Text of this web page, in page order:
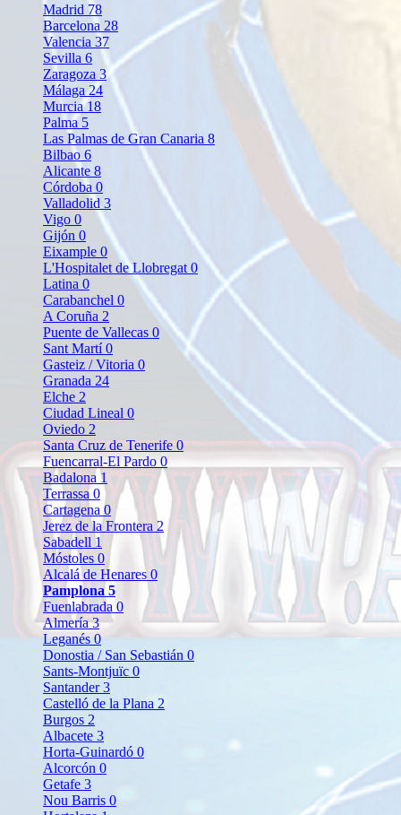
Madrid 78
Barcelona 28
Valencia 37
Sevilla 6
Zaragoza 3
Málaga24
Murcia18
Palma 5
Las Palmas de Gran Canaria 8
Bilbao 6
Alicante 8
Córdoba 0
Valladolid 3
Vigo 0
Gijón 0
Eixample 0
L'Hospitalet de Llobregat 0
Latina 0
Carabanchel 0
A Coruña 2
Puente de Vallecas 0
Sant Martí0
Gasteiz / Vitoria 0
Granada 24
Elche 2
Ciudad Lineal 0
Oviedo 2
Santa Cruz de Tenerife0
Fuencarral-El Pardo 0
Badalona 1
Terrassa 0
Cartagena 0
Jerez de la Frontera 2
Sabadell 1
Móstoles0
Alcalá de Henares 0
Pamplona 5
Fuenlabrada 0
Almería3
Leganés0
Donostia / San Sebastián 0
Sants-Montjuïc 0
Santander3
Castelló de la Plana 2
Burgos 2
Albacete 3
Horta-Guinardó 0
Alcorcón 0
Getafe 3
Nou Barris 0